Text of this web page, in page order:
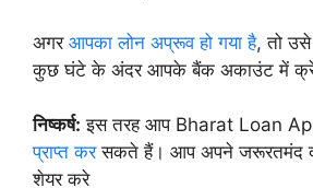
अगर आपका लोन अप्रूव हो गया है, तो
कुछ घंटे के अंदर आपके बैंक अकाउंट में
निष्कर्ष: इस तरह आप Bharat Loan
प्राप्त करसकते हैं। आप अपने जरूरतमंद
शेयर करे